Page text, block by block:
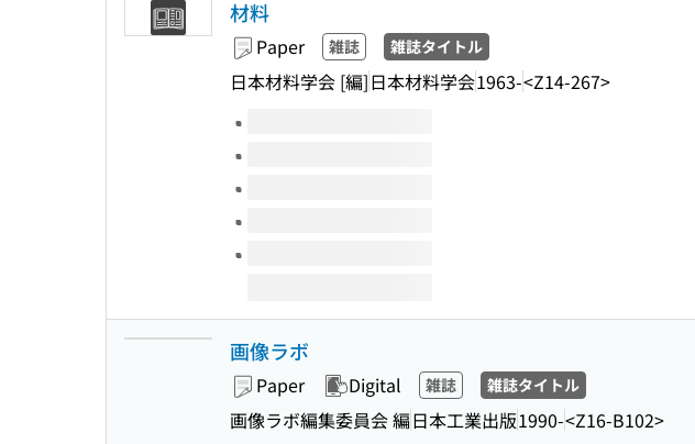
材料
Paper 雑誌 雑誌タイトル
日本材料学会 [編]日本材料学会1963-<Z14-267>
Volumes of this title
画像ラボ
Paper Digital 雑誌 雑誌タイトル
画像ラボ編集委員会 編日本工業出版1990-<Z16-B102>